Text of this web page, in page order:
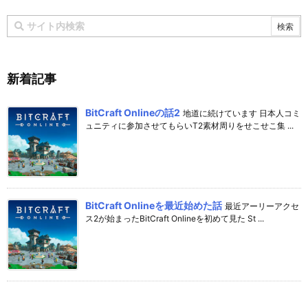
新着記事
BitCraft Onlineの話2 地道に続けています 日本人コミ
ュニティに参加させてもらいT2素材周りをせこせこ集 ...
BitCraft Onlineを最近始めた話 最近アーリーアクセ
ス2が始まったBitCraft Onlineを初めて見た St ...